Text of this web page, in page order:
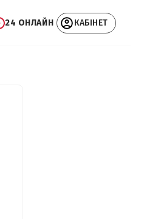
24 ОНЛАЙН КАБІНЕТ